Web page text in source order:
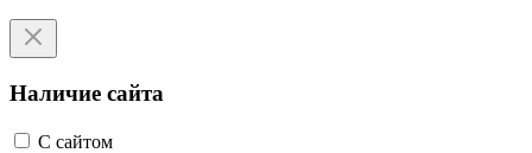
Наличие сайта
С сайтом